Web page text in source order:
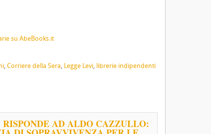
, Corriere della Sera, Legge Levi, librerie indipendenti
AD ALDO CAZZULLO: